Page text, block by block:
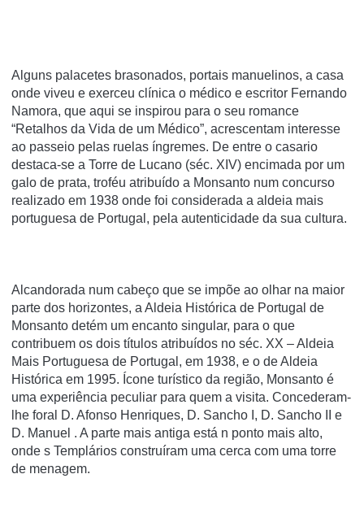
Alguns palacetes brasonados, portais manuelinos, a casa
onde viveu e exerceu clínica o médico e escritor Fernando
Namora, que aqui se inspirou para o seu romance
“Retalhos da Vida de um Médico”, acrescentam interesse
ao passeio pelas ruelas íngremes. De entre o casario
destaca-se a Torre de Lucano (séc. XIV) encimada por um
galo de prata, troféu atribuído a Monsanto num concurso
realizado em 1938 onde foi considerada a aldeia mais
portuguesa de Portugal, pela autenticidade da sua cultura.
Alcandorada num cabeço que se impõe ao olhar na maior
parte dos horizontes, a Aldeia Histórica de Portugal de
Monsanto detém um encanto singular, para o que
contribuem os dois títulos atribuídos no séc. XX – Aldeia
Mais Portuguesa de Portugal, em 1938, e o de Aldeia
Histórica em 1995. Ícone turístico da região, Monsanto é
uma experiência peculiar para quem a visita. Concederam-
lhe foral D. Afonso Henriques, D. Sancho I, D. Sancho II e
D. Manuel . A parte mais antiga está n ponto mais alto,
onde s Templários construíram uma cerca com uma torre
de menagem.